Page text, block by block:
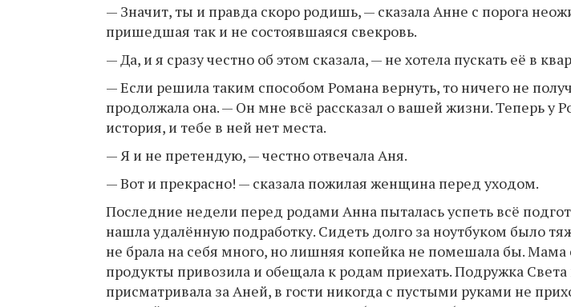
— Значит, ты и правда скоро родишь, — сказала Анне с порога
пришедшая так и не состоявшаяся свекровь.
— Да, и я сразу честно об этом сказала, — не хотела пускать её в
— Если решила таким способом Романа вернуть, то ничего не
продолжала она. — Он мне всё рассказал о вашей жизни. Теперь у
история, и тебе в ней нет места.
— Я и не претендую, — честно отвечала Аня.
— Вот и прекрасно! — сказала пожилая женщина перед уходом.
Последние недели перед родами Анна пыталась успеть всё
нашла удалённую подработку. Сидеть долго за ноутбуком было
не брала на себя много, но лишняя копейка не помешала бы. Мама
продукты привозила и обещала к родам приехать. Подружка Света
присматривала за Аней, в гости никогда с пустыми руками не